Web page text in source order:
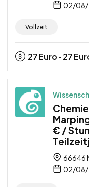
02/
Vollzeit
27Euro - 27
€ /
66646
02/